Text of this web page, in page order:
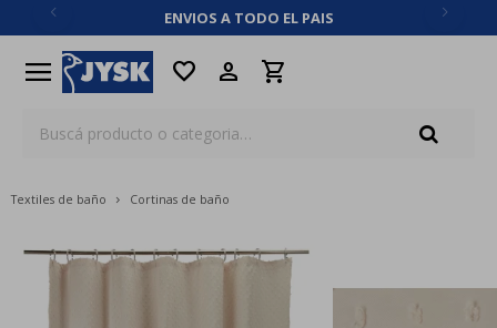
ENVIOS A TODO EL PAIS
menu favorite
Textiles de baño Cortinas de baño
close